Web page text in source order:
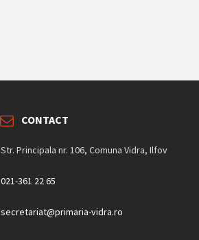
CONTACT
Str. Principala nr. 106, Comuna Vidra, Ilfov
021-361 22 65
secretariat@primaria-vidra.ro